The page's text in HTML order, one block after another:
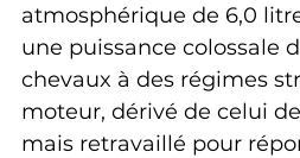
atmosphérique de 6,0
une puissance colossale
chevaux à des régimes
moteur, dérivé de celui
mais retravaillé pour